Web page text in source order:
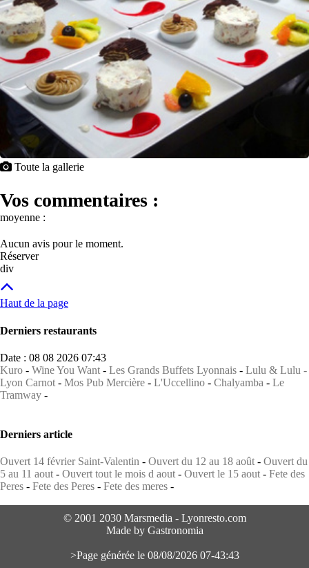
Toute la gallerie
Vos commentaires :
moyenne :
Aucun avis pour le moment.
Réserver
div
Haut de la page
Derniers restaurants
Date : 08 08 2026 07:43
Kuro - Wine You Want - Les Grands Buffets Lyonnais - Lulu & Lulu -
Lyon Carnot - Mos Pub Mercière - L'Uccellino - Chalyamba - Le
Tramway -
Derniers article
Ouvert 14 février Saint-Valentin - Ouvert du 12 au 18 août - Ouvert du
5 au 11 aout - Ouvert tout le mois d aout - Ouvert le 15 aout - Fete des
Peres - Fete des Peres - Fete des meres -
© 2001 2030 Marsmedia - Lyonresto.com
Made by Gastronomia
>Page générée le 08/08/2026 07-43:43